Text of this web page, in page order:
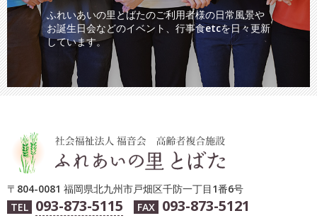
ふれいあいの里とばたのご利用者様の日常風景や
お誕生日会などのイベント、行事食etcを日々更新
しています。
〒804-0081 福岡県北九州市戸畑区千防一丁目1番6号
TEL 093-873-5115 FAX 093-873-5121